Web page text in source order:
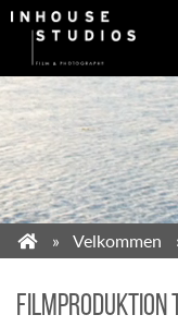
Velkommen
FILMPRODUKTION